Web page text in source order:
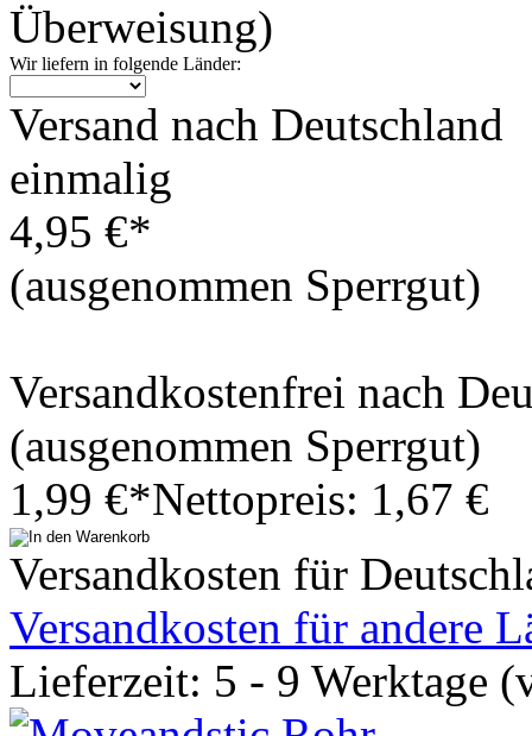
Überweisung)
Wir liefern in folgende Länder:
Versand nach Deutschland
einmalig
4,95 €*
(ausgenommen Sperrgut)
Versandkostenfrei nach
(ausgenommen Sperrgut)
1,99 €*Nettopreis: 1,67 €
Versandkosten für
Versandkosten für andere
Lieferzeit: 5 - 9 Werktage